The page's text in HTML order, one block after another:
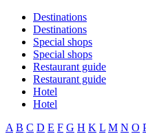
Destinations
Destinations
Special shops
Special shops
Restaurant guide
Restaurant guide
Hotel
Hotel
A B C D E F G H K L M N O